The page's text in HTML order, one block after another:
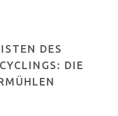
DES
DIE